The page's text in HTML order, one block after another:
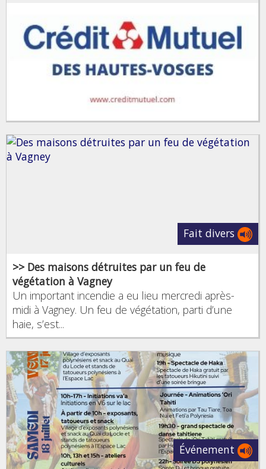
Fait divers
>> Des maisons détruites par un feu de
végétation à Vagney
Un important incendie a eu lieu mercredi après-
midi à Vagney. Un feu de végétation, parti d’une
haie, s’est...
Événement